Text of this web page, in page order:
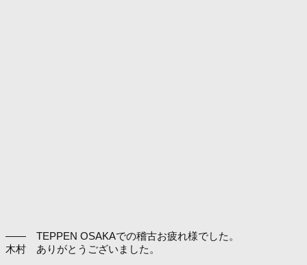
―― TEPPEN OSAKAでの稽古お疲れ様でした。
木村 ありがとうございました。